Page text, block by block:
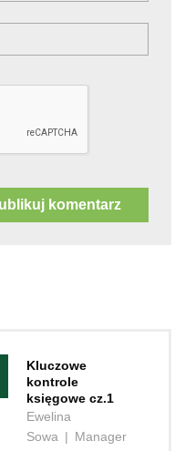
Kluczowe
kontrole
księgowe cz.1
Ewelina
Sowa | Manager